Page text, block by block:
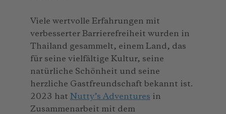
Viele wertvolle Erfahrungen mit
verbesserter Barrierefreiheit wurden in
Thailand gesammelt, einem Land, das
für seine vielfältige Kultur, seine
natürliche Schönheit und seine
herzliche Gastfreundschaft bekannt ist.
2023 hat Nutty’s Adventures in
Zusammenarbeit mit dem